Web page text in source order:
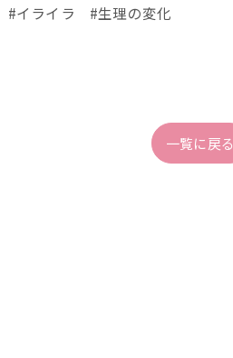
イライラ #生理の変化
一覧に戻る